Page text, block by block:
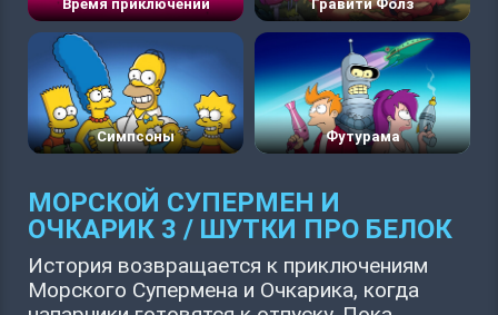
Время приключений Гравити Фолз
Симпсоны Футурама
МОРСКОЙ СУПЕРМЕН И
ОЧКАРИК 3 / ШУТКИ ПРО БЕЛОК
История возвращается к приключениям
Морского Супермена и Очкарика, когда